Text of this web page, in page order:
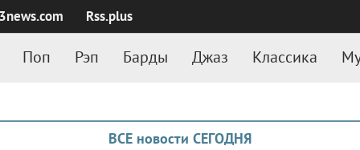
Rss.plus
Поп Рэп Барды Джаз Классика
ВСЕ новости СЕГОДНЯ